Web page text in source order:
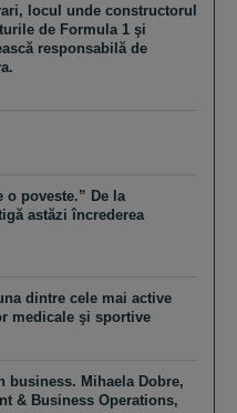
locul unde constructorul
de Formula 1 şi
responsabilă de
poveste.” De la
astăzi încrederea
dintre cele mai active
medicale şi sportive
business. Mihaela Dobre,
& Business Operations,